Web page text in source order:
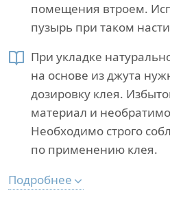
помещения втроем.
пузырь при таком
При укладке
на основе из джута
дозировку клея.
материал и
Необходимо строго
по применению клея.
Подробнее